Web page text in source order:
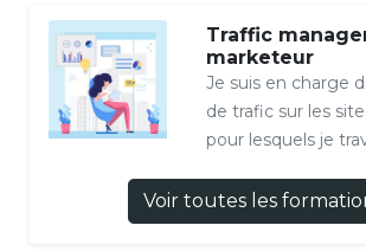
Traffic
marketeur
Je suis en charge
de trafic sur les
pour lesquels je
Voir toutes les